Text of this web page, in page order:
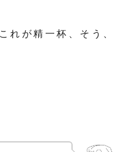
れが精一杯、そう、